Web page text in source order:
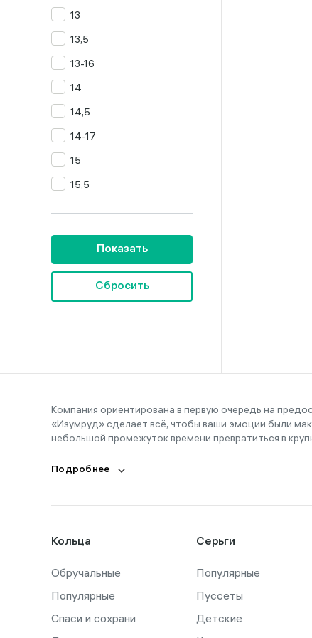
Цитрин
Янтарь
13
13,5
13-16
14
14,5
14-17
15
15,5
16,5
16,5-20
16,5-23,5
16-18
16-20
17,5
18
18,5
18-19
18-21,5
Показать
Сбросить
Компания ориентирована в первую очередь на
«Изумруд» сделает всё, чтобы ваши эмоции были
небольшой промежуток времени превратиться в
Подробнее
Кольца
Обручальные
Популярные
Спаси и сохрани
Серьги
Популярные
Пуссеты
Детские